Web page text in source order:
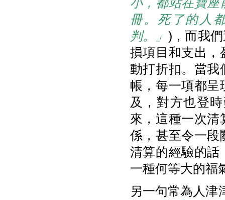
冊。死了的人
判。」 )，而我
損項目和支出，
動打折扣。當我
帳，每一項都呈
及，對方也登
來，這種一次清
係，甚至令一段
清算的經驗的話
一種何等大的福
另一句常為人津